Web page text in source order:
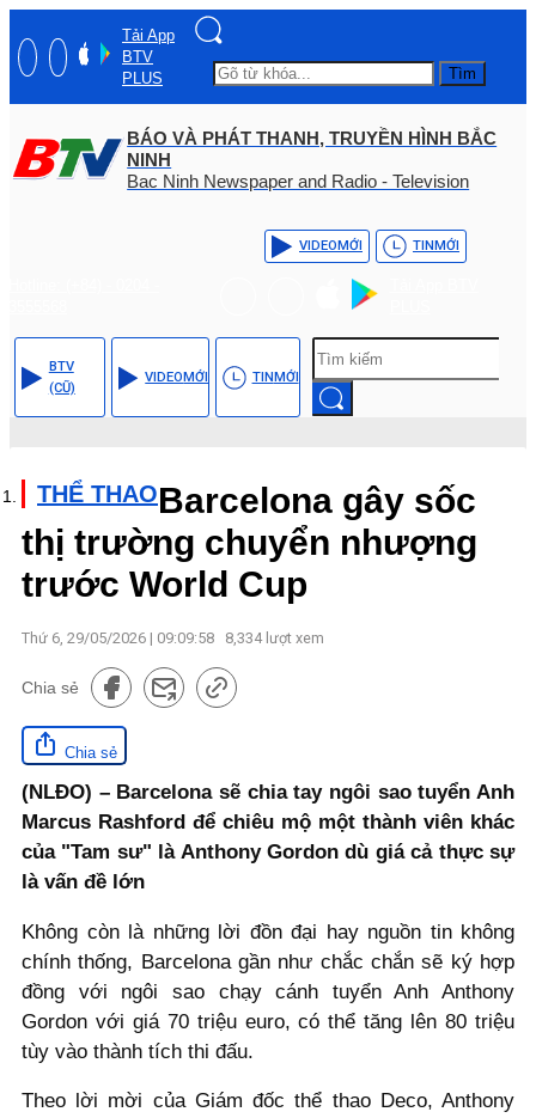
Tải App
BTV
PLUS
Tìm
BÁO VÀ PHÁT THANH, TRUYỀN HÌNH BẮC
NINH
Bac Ninh Newspaper and Radio - Television
VIDEOMỚI TINMỚI
BTV
(CŨ)
VIDEOMỚI TINMỚI
THỂ THAOBarcelona gây sốc
thị trường chuyển nhượng
trước World Cup
Thứ 6, 29/05/2026 | 09:09:58 8,334lượt xem
Chia sẻ
Chia sẻ
(NLĐO) – Barcelona sẽ chia tay ngôi sao tuyển Anh
Marcus Rashford để chiêu mộ một thành viên khác
của "Tam sư" là Anthony Gordon dù giá cả thực sự
là vấn đề lớn
Không còn là những lời đồn đại hay nguồn tin không
chính thống, Barcelona gần như chắc chắn sẽ ký hợp
đồng với ngôi sao chạy cánh tuyển Anh Anthony
Gordon với giá 70 triệu euro, có thể tăng lên 80 triệu
tùy vào thành tích thi đấu.
Theo lời mời của Giám đốc thể thao Deco, Anthony